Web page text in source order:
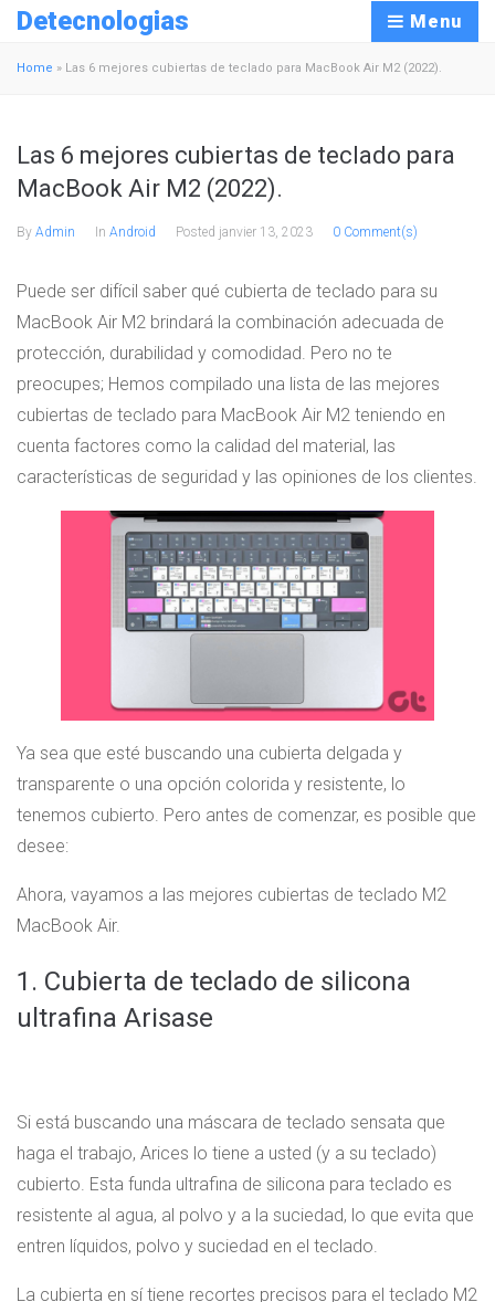
Detecnologias Menu
Home » Las 6 mejores cubiertas de teclado para MacBook Air M2 (2022).
Las 6 mejores cubiertas de teclado para
MacBook Air M2 (2022).
By Admin In Android Posted janvier 13, 2023 0 Comment(s)
Puede ser difícil saber qué cubierta de teclado para su
MacBook Air M2 brindará la combinación adecuada de
protección, durabilidad y comodidad. Pero no te
preocupes; Hemos compilado una lista de las mejores
cubiertas de teclado para MacBook Air M2 teniendo en
cuenta factores como la calidad del material, las
características de seguridad y las opiniones de los clientes.
Ya sea que esté buscando una cubierta delgada y
transparente o una opción colorida y resistente, lo
tenemos cubierto. Pero antes de comenzar, es posible que
desee:
Ahora, vayamos a las mejores cubiertas de teclado M2
MacBook Air.
1. Cubierta de teclado de silicona
ultrafina Arisase
Si está buscando una máscara de teclado sensata que
haga el trabajo, Arices lo tiene a usted (y a su teclado)
cubierto. Esta funda ultrafina de silicona para teclado es
resistente al agua, al polvo y a la suciedad, lo que evita que
entren líquidos, polvo y suciedad en el teclado.
La cubierta en sí tiene recortes precisos para el teclado M2